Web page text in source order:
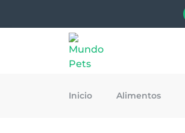
Inicio Alimentos